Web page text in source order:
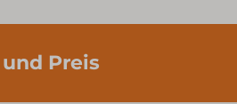
Preis